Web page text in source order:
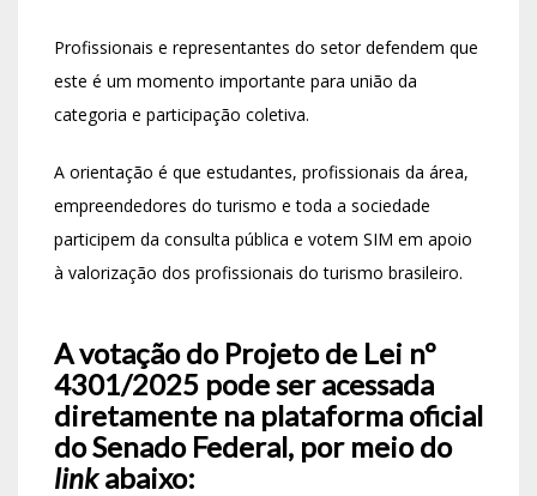
Profissionais e representantes do setor defendem que
este é um momento importante para união da
categoria e participação coletiva.
A orientação é que estudantes, profissionais da área,
empreendedores do turismo e toda a sociedade
participem da consulta pública e votem SIM em apoio
à valorização dos profissionais do turismo brasileiro.
A votação do Projeto de Lei nº
4301/2025 pode ser acessada
diretamente na plataforma oficial
do Senado Federal, por meio do
linkabaixo: